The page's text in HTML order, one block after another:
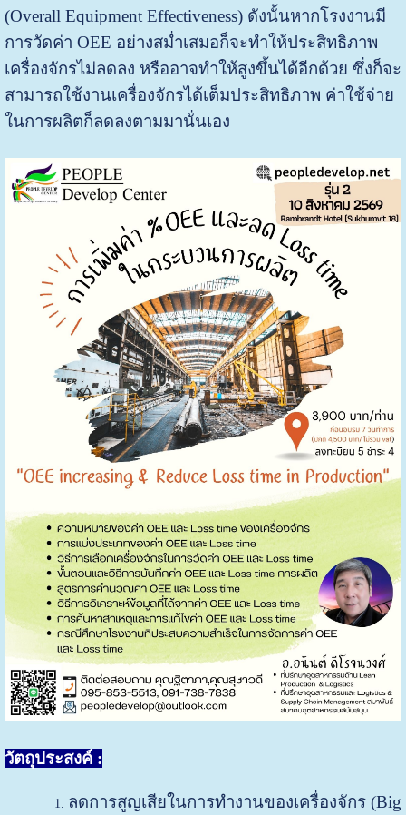
(Overall Equipment Effectiveness) ดังนั้นหากโรงงานมี
การวัดค่า OEE อย่างสม่ำเสมอก็จะทำให้ประสิทธิภาพ
เครื่องจักรไม่ลดลง หรืออาจทำให้สูงขึ้นได้อีกด้วย ซึ่งก็จะ
สามารถใช้งานเครื่องจักรได้เต็มประสิทธิภาพ ค่าใช้จ่าย
ในการผลิตก็ลดลงตามมานั่นเอง
วัตถุประสงค์ :
ลดการสูญเสียในการทำงานของเครื่องจักร (Big